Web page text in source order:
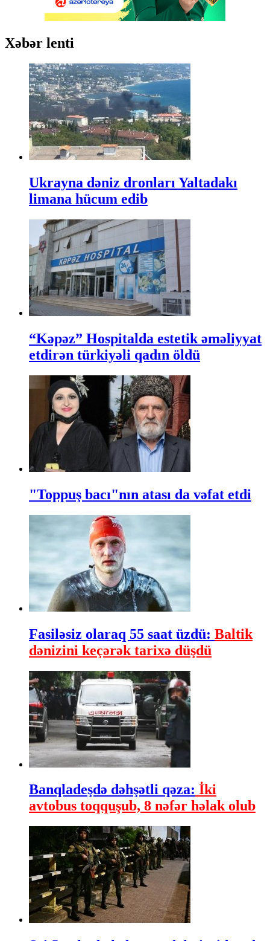
Xəbər lenti
Ukrayna dəniz dronları Yaltadakı
limana hücum edib
“Kəpəz” Hospitalda estetik əməliyyat
etdirən türkiyəli qadın öldü
"Toppuş bacı"nın atası da vəfat etdi
Fasiləsiz olaraq 55 saat üzdü: Baltik
dənizini keçərək tarixə düşdü
Banqladeşdə dəhşətli qəza: İki
avtobus toqquşub, 8 nəfər həlak olub